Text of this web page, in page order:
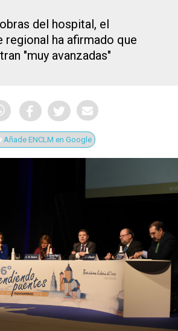
del hospital, el
regional ha afirmado que
"muy avanzadas"
Añade ENCLM en Google